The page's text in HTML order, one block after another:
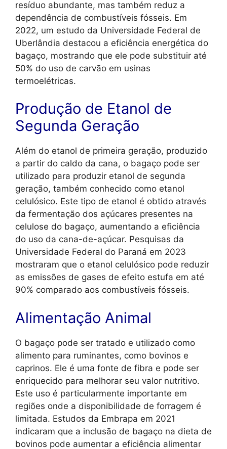
resíduo abundante, mas também reduz a
dependência de combustíveis fósseis. Em
2022, um estudo da Universidade Federal de
Uberlândia destacou a eficiência energética do
bagaço, mostrando que ele pode substituir até
50% do uso de carvão em usinas
termoelétricas.
Produção de Etanol de
Segunda Geração
Além do etanol de primeira geração, produzido
a partir do caldo da cana, o bagaço pode ser
utilizado para produzir etanol de segunda
geração, também conhecido como etanol
celulósico. Este tipo de etanol é obtido através
da fermentação dos açúcares presentes na
celulose do bagaço, aumentando a eficiência
do uso da cana-de-açúcar. Pesquisas da
Universidade Federal do Paraná em 2023
mostraram que o etanol celulósico pode reduzir
as emissões de gases de efeito estufa em até
90% comparado aos combustíveis fósseis.
Alimentação Animal
O bagaço pode ser tratado e utilizado como
alimento para ruminantes, como bovinos e
caprinos. Ele é uma fonte de fibra e pode ser
enriquecido para melhorar seu valor nutritivo.
Este uso é particularmente importante em
regiões onde a disponibilidade de forragem é
limitada. Estudos da Embrapa em 2021
indicaram que a inclusão de bagaço na dieta de
bovinos pode aumentar a eficiência alimentar